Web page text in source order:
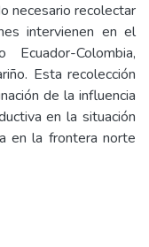
necesario recolectar
intervienen en el
Colombia,
Esta recolección
de la influencia
en la situación
en la frontera norte